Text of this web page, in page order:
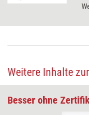
Weitere Inhalte
Besser ohne